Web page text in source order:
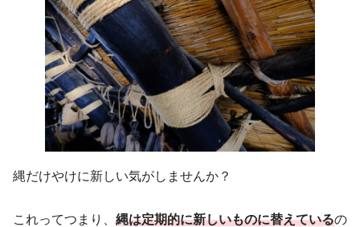
縄だけやけに新しい気がしませんか？
これってつまり、 縄は定期的に新しいものに替えているの